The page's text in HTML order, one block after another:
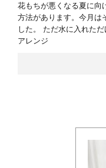
花もちが悪くなる夏に向
方法があります。今月は
した。 ただ水に入れた
アレンジ